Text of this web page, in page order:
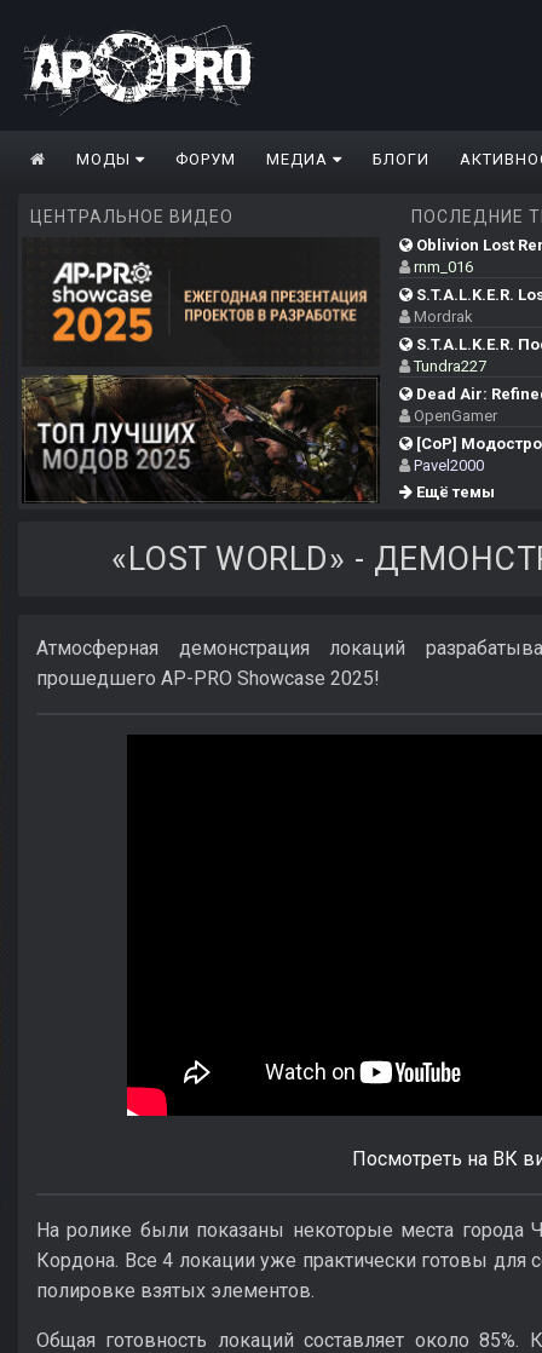
МОДЫ ФОРУМ МЕДИА БЛОГИ
ЦЕНТРАЛЬНОЕ ВИДЕО ПОСЛЕДНИЕ
Oblivion Lost
rnm_016
S.T.A.L.K.E.R.
Mordrak
S.T.A.L.K.E.R.
Tundra227
Dead Air:
OpenGamer
[CoP]
Pavel2000
Ещё темы
«LOST WORLD» -
Атмосферная демонстрация локаций
прошедшего AP-PRO Showcase 2025!
Посмотреть на ВК
На ролике были показаны некоторые места
Кордона. Все 4 локации уже практически готовы для
полировке взятых элементов.
Общая готовность локаций составляет около